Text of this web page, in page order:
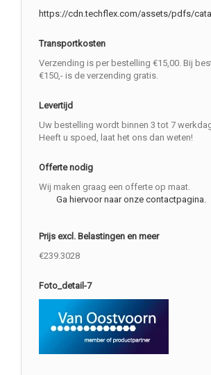
https://cdn.techflex.com/assets/pdfs/
Transportkosten
Verzending is per bestelling €15,00. Bij
€150,- is de verzending gratis.
Levertijd
Uw bestelling wordt binnen 3 tot 7
Heeft u spoed, laat het ons dan weten!
Offerte nodig
Wij maken graag een offerte op maat.
Ga hiervoor naar onze contactpagina.
Prijs excl. Belastingen en meer
€239.3028
Foto_detail-7